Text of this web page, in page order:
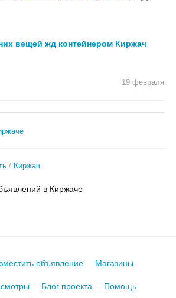
вещей жд контейнером Киржач
19 февраля
Киржач
в Киржаче
объявление Магазины
Блог проекта
Помощь